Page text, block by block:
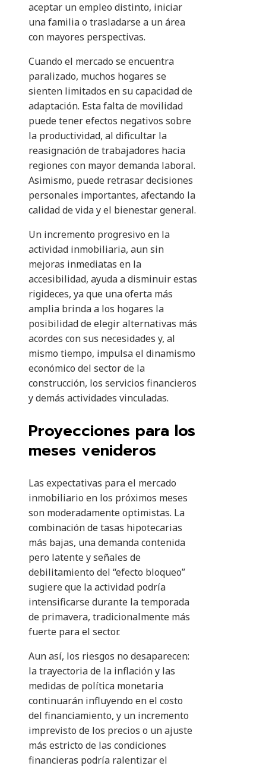
aceptar un empleo distinto, iniciar
una familia o trasladarse a un área
con mayores perspectivas.
Cuando el mercado se encuentra
paralizado, muchos hogares se
sienten limitados en su capacidad de
adaptación. Esta falta de movilidad
puede tener efectos negativos sobre
la productividad, al dificultar la
reasignación de trabajadores hacia
regiones con mayor demanda laboral.
Asimismo, puede retrasar decisiones
personales importantes, afectando la
calidad de vida y el bienestar general.
Un incremento progresivo en la
actividad inmobiliaria, aun sin
mejoras inmediatas en la
accesibilidad, ayuda a disminuir estas
rigideces, ya que una oferta más
amplia brinda a los hogares la
posibilidad de elegir alternativas más
acordes con sus necesidades y, al
mismo tiempo, impulsa el dinamismo
económico del sector de la
construcción, los servicios financieros
y demás actividades vinculadas.
Proyecciones para los
meses venideros
Las expectativas para el mercado
inmobiliario en los próximos meses
son moderadamente optimistas. La
combinación de tasas hipotecarias
más bajas, una demanda contenida
pero latente y señales de
debilitamiento del “efecto bloqueo”
sugiere que la actividad podría
intensificarse durante la temporada
de primavera, tradicionalmente más
fuerte para el sector.
Aun así, los riesgos no desaparecen:
la trayectoria de la inflación y las
medidas de política monetaria
continuarán influyendo en el costo
del financiamiento, y un incremento
imprevisto de los precios o un ajuste
más estricto de las condiciones
financieras podría ralentizar el